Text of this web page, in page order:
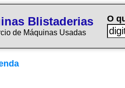
Blistaderias
de Máquinas Usadas
O